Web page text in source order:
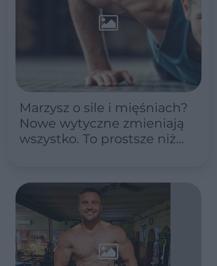
Marzysz o sile i mięśniach?
Nowe wytyczne zmieniają
wszystko. To prostsze niż